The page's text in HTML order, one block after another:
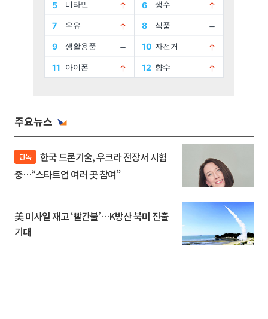
주요뉴스
단독
중…“스타트업 여러 곳 참여”
美 미사일 재고 ‘빨간불’…K방산 북미 진출
기대